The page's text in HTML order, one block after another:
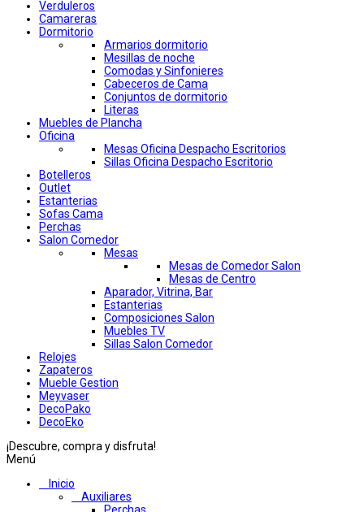
Verduleros
Camareras
Dormitorio
Armarios dormitorio
Mesillas de noche
Comodas y Sinfonieres
Cabeceros de Cama
Conjuntos de dormitorio
Literas
Muebles de Plancha
Oficina
Mesas Oficina Despacho Escritorios
Sillas Oficina Despacho Escritorio
Botelleros
Outlet
Estanterias
Sofas Cama
Perchas
Salon Comedor
Mesas
Mesas de Comedor Salon
Mesas de Centro
Aparador, Vitrina, Bar
Estanterias
Composiciones Salon
Muebles TV
Sillas Salon Comedor
Relojes
Zapateros
Mueble Gestion
Meyvaser
DecoPako
DecoEko
¡Descubre, compra y disfruta!
Menú
Inicio
Auxiliares